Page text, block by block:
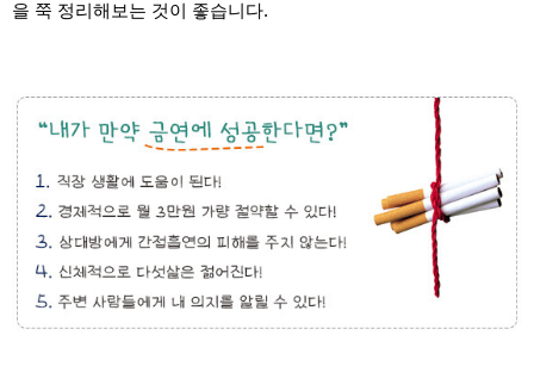
을 쭉 정리해보는 것이 좋습니다.